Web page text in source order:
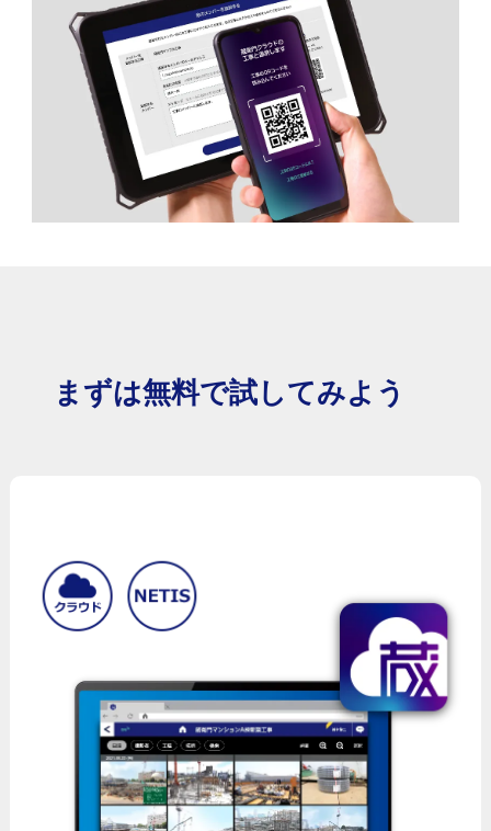
まずは無料で試してみよう